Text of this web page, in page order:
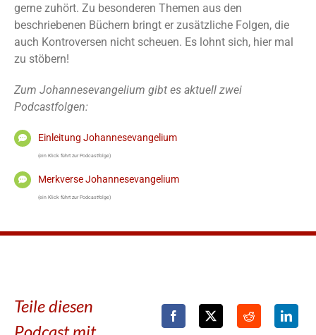
gerne zuhört. Zu besonderen Themen aus den
beschriebenen Büchern bringt er zusätzliche Folgen, die
auch Kontroversen nicht scheuen. Es lohnt sich, hier mal
zu stöbern!
Zum Johannesevangelium gibt es aktuell zwei
Podcastfolgen:
Einleitung Johannesevangelium
(ein Klick führt zur Podcastfolge)
Merkverse Johannesevangelium
(ein Klick führt zur Podcastfolge)
Teile diesen